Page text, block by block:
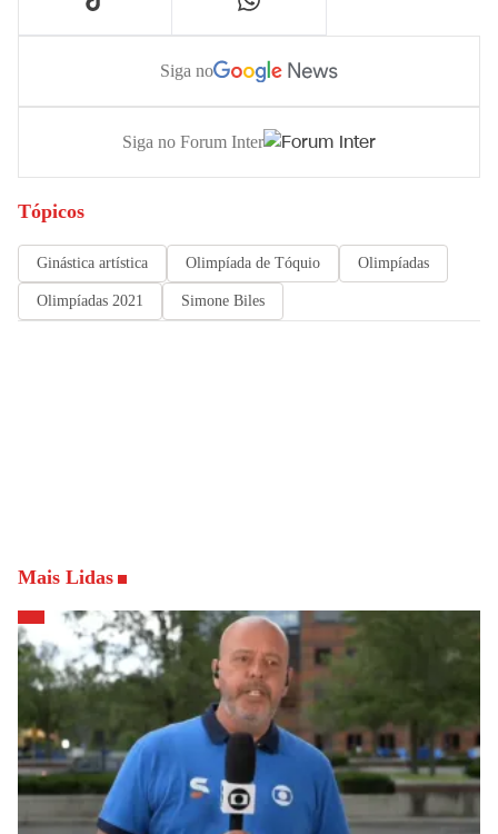
Siga no
Siga no Forum Inter
Tópicos
Ginástica artística Olimpíada de Tóquio Olimpíadas
Olimpíadas 2021 Simone Biles
Mais Lidas